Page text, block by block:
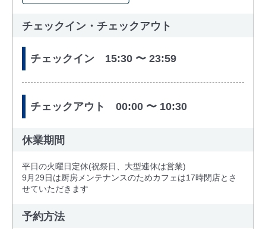
チェックイン・チェックアウト
チェックイン 15:30 〜 23:59
チェックアウト 00:00 〜 10:30
休業期間
平日の火曜日定休(祝祭日、大型連休は営業)
9月29日は厨房メンテナンスのためカフェは17時閉店とさ
せていただきます
予約方法